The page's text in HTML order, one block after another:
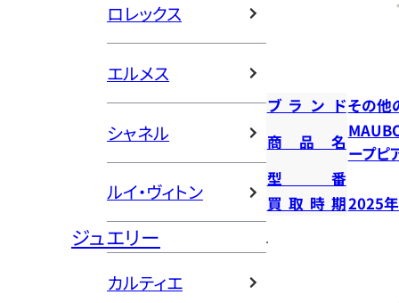
ロレックス
エルメス
シャネル
ルイ・ヴィトン
ジュエリー
カルティエ
ブランドその他
商品名
ープピ
型番
買取時期2025